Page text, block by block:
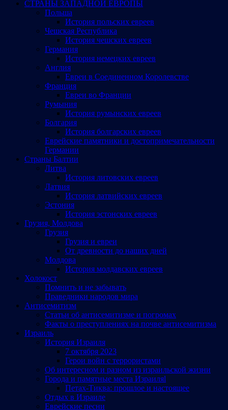
СТРАНЫ ЗАПАДНОЙ ЕВРОПЫ
Польша
История польских евреев
Чешская Республика
История чешских евреев
Германия
История немецких евреев
Англия
Евреи в Соединенном Королевстве
Франция
Евреи во Франции
Румыния
История румынских евреев
Болгария
История болгарских евреев
Еврейские памятники и достопримечательности
Германии
Страны Балтии
Литва
История литовских евреев
Латвия
История латвийских евреев
Эстония
История эстонских евреев
Грузия, Молдова
Грузия
Грузия и евреи
От древности до наших дней
Молдова
История молдавских евреев
Холокост
Помнить и не забывать
Праведники народов мира
Антисемитизм
Статьи об антисемитизме и погромах
Факты о преступлениях на почве антисемитизма
Израиль
История Израиля
7 октября 2023
Герои войн с террористами
Об интересном и разном из израильской жизни
Города и памятные места Израиляl
Петах-Тиква: прошлое и настоящее
Отдых в Израиле
Еврейские песни